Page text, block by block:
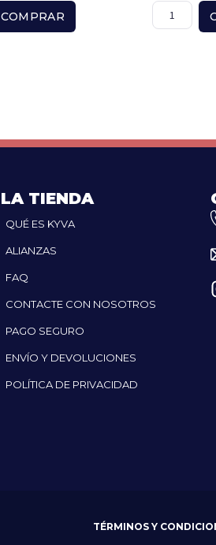
COMPRAR
LA TIENDA
QUÉ ES KYVA
ALIANZAS
FAQ
CONTACTE CON NOSOTROS
PAGO SEGURO
ENVÍO Y DEVOLUCIONES
POLÍTICA DE PRIVACIDAD
TÉRMINOS Y